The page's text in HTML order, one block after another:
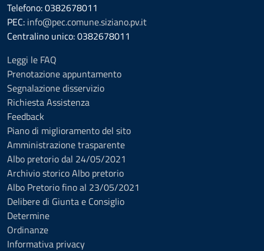
Telefono: 0382678011
PEC: info@pec.comune.siziano.pv.it
Centralino unico: 0382678011
Leggi le FAQ
Prenotazione appuntamento
Segnalazione disservizio
Richiesta Assistenza
Feedback
Piano di miglioramento del sito
Amministrazione trasparente
Albo pretorio dal 24/05/2021
Archivio storico Albo pretorio
Albo Pretorio fino al 23/05/2021
Delibere di Giunta e Consiglio
Determine
Ordinanze
Informativa privacy